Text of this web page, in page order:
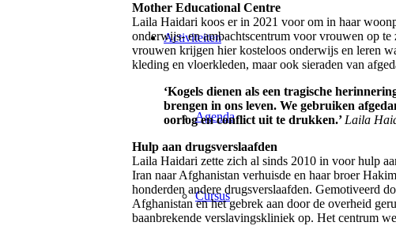
Activiteiten
Agenda
Cursus
Mother Educational Centre
Laila Haidari koos er in 2021 voor om in haar
onderwijs- en ambachtscentrum voor vrouwen op
vrouwen krijgen hier kosteloos onderwijs en leren
kleding en vloerkleden, maar ook sieraden van
‘Kogels dienen als een tragische
brengen in ons leven. We gebruiken
oorlog en conflict uit te drukken.’ Laila
Hulp aan drugsverslaafden
Laila Haidari zette zich al sinds 2010 in voor hulp
Iran naar Afghanistan verhuisde en haar broer
honderden andere drugsverslaafden. Gemotiveerd
Afghanistan en het gebrek aan door de overheid
baanbrekende verslavingskliniek op. Het centrum